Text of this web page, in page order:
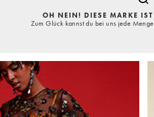
OH NEIN! DIESE MARKE
Zum Glück kannst du bei uns jede